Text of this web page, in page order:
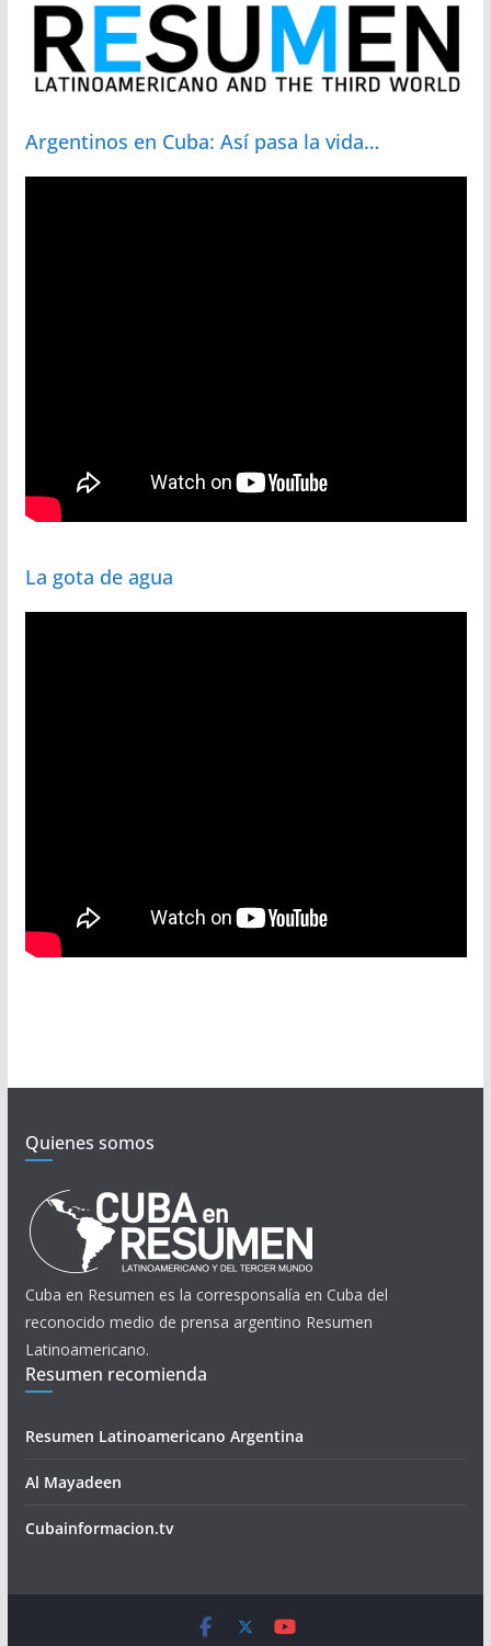
Argentinos en Cuba: Así pasa la vida…
La gota de agua
Quienes somos
Cuba en Resumen es la corresponsalía en Cuba del
reconocido medio de prensa argentino Resumen
Latinoamericano.
Resumen recomienda
Resumen Latinoamericano Argentina
Al Mayadeen
Cubainformacion.tv